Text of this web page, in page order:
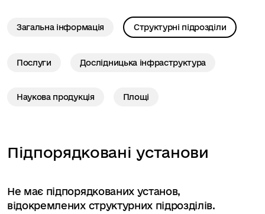
Загальна інформація Структурні підрозділи
Послуги Дослідницька інфраструктура
Наукова продукція Площі
Підпорядковані установи
Не має підпорядкованих установ,
відокремлених структурних підрозділів.